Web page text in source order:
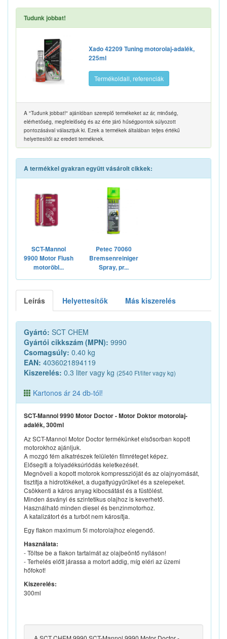
Tudunk jobbat!
Xado 42209 Tuning motorolaj-adalék,
225ml
Termékoldall, referenciák
A "Tudunk jobbat!" ajánlóban szereplő termékeket az ár, minőség,
elérhetőség, megfelelőség és az érte járó hűségpontok súlyozott
pontozásával választjuk ki. Ezek a termékek általában teljes értékű
helyettesítői az eredeti terméknek.
A termékkel gyakran együtt vásárolt cikkek:
SCT-Mannol
9900 Motor Flush
motoröbl...
Petec 70060
Bremsenreiniger
Spray, pr...
Leírás Helyettesítők Más kiszerelés
Gyártó: SCT CHEM
Gyártói cikkszám (MPN): 9990
Csomagsúly: 0.40 kg
EAN: 4036021894119
Kiszerelés: 0.3 liter vagy kg (2540 Ft/liter vagy kg)
Kartonos ár 24 db-tól!
SCT-Mannol 9990 Motor Doctor - Motor Doktor motorolaj-
adalék, 300ml
Az SCT-Mannol Motor Doctor termékünket elsősorban kopott
motorokhoz ajánljuk.
A mozgó fém alkatrészek felületén filmréteget képez.
Elősegíti a folyadéksúrlódás keletkezését.
Megnöveli a kopott motorok kompresszióját és az olajnyomását,
tisztítja a hidrotökéket, a dugattyúgyűrűket és a szelepeket.
Csökkenti a káros anyag kibocsátást és a füstölést.
Minden ásványi és szintetikus olajhoz is keverhető.
Használható minden diesel és benzinmotorhoz.
A katalizátort és a turbót nem károsítja.
Egy flakon maximum 5l motorolajhoz elegendő.
Használata:
- Töltse be a flakon tartalmát az olajbeöntő nyíláson!
- Terhelés előtt járassa a motort addig, míg eléri az üzemi
hőfokot!
Kiszerelés:
300ml